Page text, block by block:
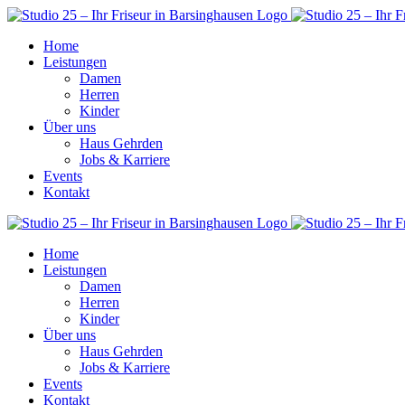
Home
Leistungen
Damen
Herren
Kinder
Über uns
Haus Gehrden
Jobs & Karriere
Events
Kontakt
Home
Leistungen
Damen
Herren
Kinder
Über uns
Haus Gehrden
Jobs & Karriere
Events
Kontakt